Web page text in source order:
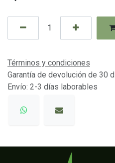
Términos y condiciones
Garantía de devolución de 30
Envío: 2-3 días laborables